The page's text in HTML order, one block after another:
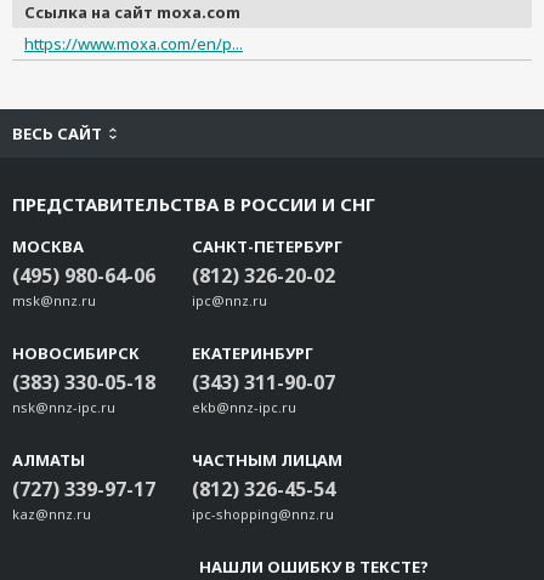
Ссылка на сайт moxa.com
https://www.moxa.com/en/p...
ВЕСЬ САЙТ
ПРЕДСТАВИТЕЛЬСТВА В РОССИИ И СНГ
МОСКВА
(495) 980-64-06
msk@nnz.ru
САНКТ-ПЕТЕРБУРГ
(812) 326-20-02
ipc@nnz.ru
НОВОСИБИРСК
(383) 330-05-18
nsk@nnz-ipc.ru
ЕКАТЕРИНБУРГ
(343) 311-90-07
ekb@nnz-ipc.ru
АЛМАТЫ
(727) 339-97-17
kaz@nnz.ru
ЧАСТНЫМ ЛИЦАМ
(812) 326-45-54
ipc-shopping@nnz.ru
НАШЛИ ОШИБКУ В ТЕКСТЕ?